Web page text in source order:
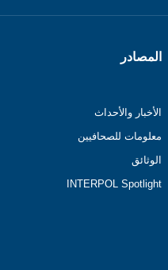
المصادر
الأخبار والأحداث
معلومات للصحافيين
الوثائق
INTERPOL Spotlight